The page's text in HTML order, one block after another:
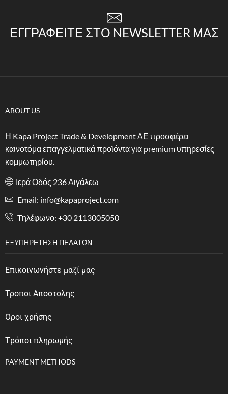
ΕΓΓΡΑΦΕΊΤΕ ΣΤΟ NEWSLETTER ΜΑΣ
ABOUT US
Η Kapa Project Trade & Development ΑΕ προσφέρει
καινοτόμα επαγγελματικά προϊόντα για premium υπηρεσίες
κομμωτηρίου.
Ιερά Οδός 236 Αιγάλεω
Email: info@kapaproject.com
Tηλέφωνο: +30 2113005050
ΕΞΥΠΗΡΈΤΗΣΗ ΠΕΛΑΤΏΝ
Επικοινωνήστε μαζί μας
Τροποι Αποστολης
Οροι χρήσης
Tρόποι πληρωμής
PAYMENT METHODS